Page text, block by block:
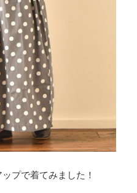
プで着てみました！